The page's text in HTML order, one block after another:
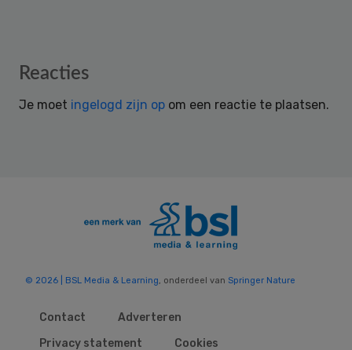
Reader
Reacties
Je moet ingelogd zijn op om een reactie te plaatsen.
© 2026 | BSL Media & Learning, onderdeel van Springer Nature
Contact
Adverteren
Privacy statement
Cookies